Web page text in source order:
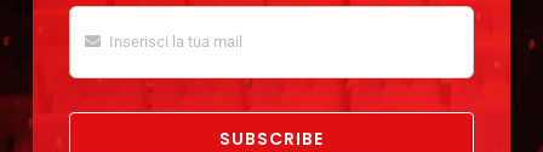
SUBSCRIBE